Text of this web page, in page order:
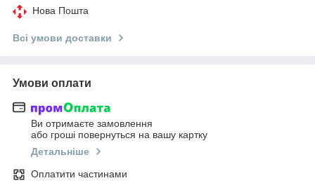
Нова Пошта
Всі умови доставки
Умови оплати
Ви отримаєте замовлення
або гроші повернуться на вашу картку
Детальніше
Оплатити частинами